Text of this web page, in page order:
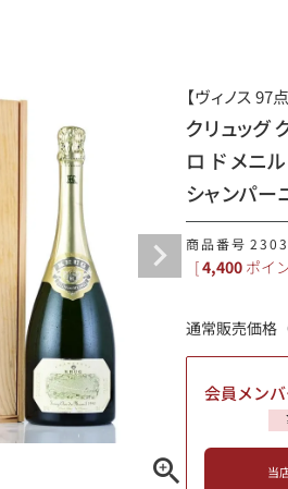
勝田商店について
ギフトラッピング
ブルゴーニュ
【ヴィノス 97点
クリュッグ
ロ ド メニ
シャンパー
商品番号
[4,400 ポイ
通常販売価格
会員メンバ
当